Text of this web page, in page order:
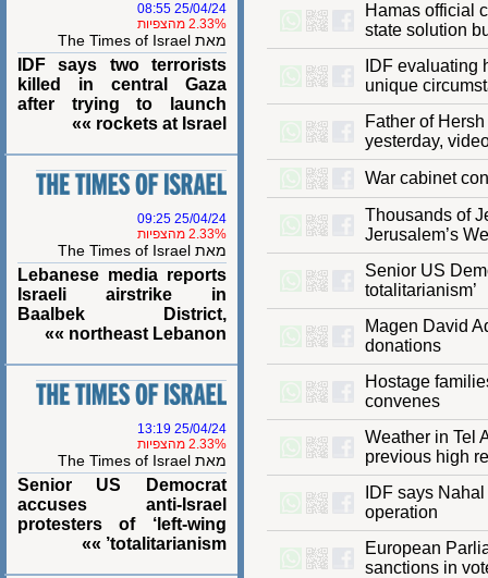
Hamas
state
IDF
unique
Father of
yesterday,
War cabinet
Thousands
Jerusalem’s
Senior US
Magen
donations
Hostage
convenes
Weather in
previous
IDF says
operation
European
sanctions in
25/04/24 08:55
2.33% מהצפיות
מאת The Times of Israel
IDF says two terrorists
killed in central Gaza
after trying to launch
rockets at Israel »»
25/04/24 09:25
2.33% מהצפיות
מאת The Times of Israel
Lebanese media reports
Israeli airstrike in
Baalbek District,
northeast Lebanon »»
25/04/24 13:19
2.33% מהצפיות
מאת The Times of Israel
Senior US Democrat
accuses anti-Israel
protesters of ‘left-wing
totalitarianism’ »»